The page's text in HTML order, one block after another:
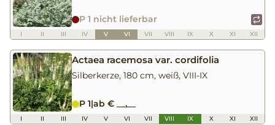
P 1 nicht lieferbar
I II III IV V VI VII VIII IX X XI XII
Actaea racemosa var. cordifolia
Silberkerze, 180 cm, weiß, VIII-IX
P 1|ab € __,__
I II III IV V VI VII VIII IX X XI XII